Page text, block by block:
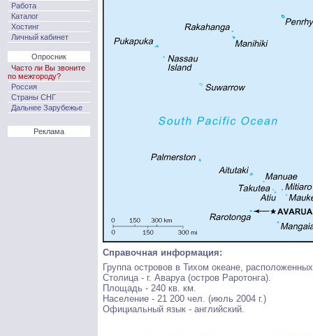
Работа
Каталог
Хостинг
Личный кабинет
Опросник
Часто ли Вы звоните
по межгороду?
Россия
Страны СНГ
Дальнее Зарубежье
Реклама
Справочная информация:
Группа островов в Тихом океане,
Столица - г. Аваруа (остров Раротонга).
Площадь - 240 кв. км.
Население - 21 200 чел. (июль 2004 г.)
Официальный язык - английский.